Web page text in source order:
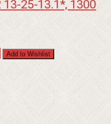
13-25-13.1*, 1300
Add to Wishlist